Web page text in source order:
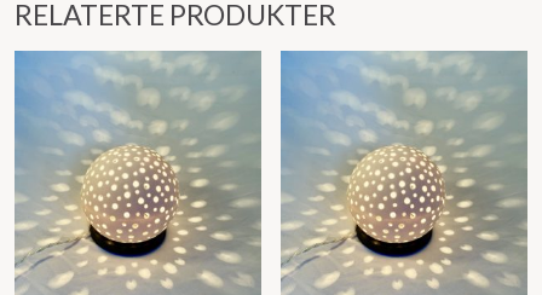
RELATERTE PRODUKTER